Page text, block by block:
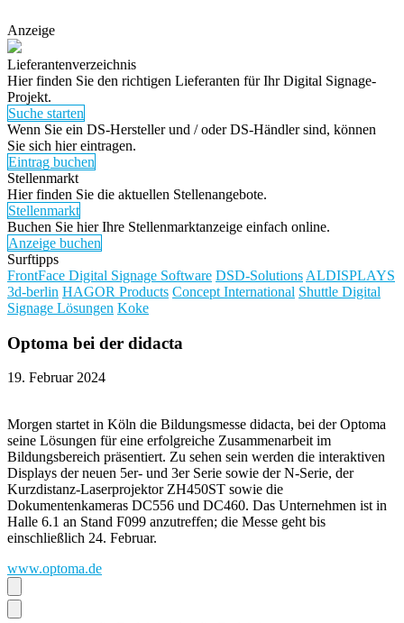
Anzeige
Lieferantenverzeichnis
Hier finden Sie den richtigen Lieferanten für Ihr Digital Signage-
Projekt.
Suche starten
Wenn Sie ein DS-Hersteller und / oder DS-Händler sind, können
Sie sich hier eintragen.
Eintrag buchen
Stellenmarkt
Hier finden Sie die aktuellen Stellenangebote.
Stellenmarkt
Buchen Sie hier Ihre Stellenmarktanzeige einfach online.
Anzeige buchen
Surftipps
FrontFace Digital Signage Software DSD-Solutions ALDISPLAYS
3d-berlin HAGOR Products Concept International Shuttle Digital
Signage Lösungen Koke
Optoma bei der didacta
19. Februar 2024
Morgen startet in Köln die Bildungsmesse didacta, bei der Optoma
seine Lösungen für eine erfolgreiche Zusammenarbeit im
Bildungsbereich präsentiert. Zu sehen sein werden die interaktiven
Displays der neuen 5er- und 3er Serie sowie der N-Serie, der
Kurzdistanz-Laserprojektor ZH450ST sowie die
Dokumentenkameras DC556 und DC460. Das Unternehmen ist in
Halle 6.1 an Stand F099 anzutreffen; die Messe geht bis
einschließlich 24. Februar.
www.optoma.de